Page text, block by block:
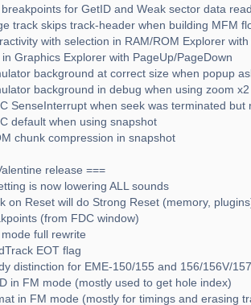
for GetID and Weak sector data read
track skips track-header when building MFM
with selection in RAM/ROM Explorer
Graphics Explorer with PageUp/PageDown
background at correct size when popup
background in debug when using zoom x2
SenseInterrupt when seek was terminated but
default when using snapshot
chunk compression in snapshot
release ===
is now lowering ALL sounds
on Reset will do Strong Reset (memory,
(from FDC window)
full rewrite
EOT flag
distinction for EME-150/155 and 156/156V/157
in FM mode (mostly used to get hole index)
in FM mode (mostly for timings and erasing